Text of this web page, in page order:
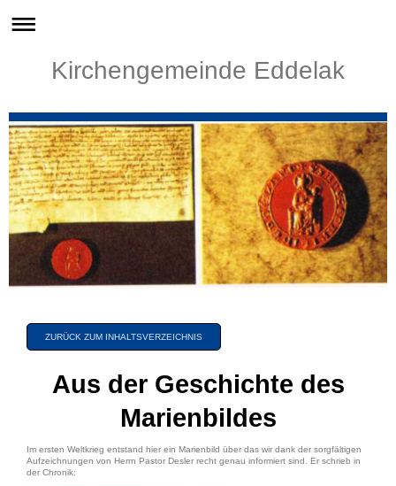
Kirchengemeinde Eddelak
ZURÜCK ZUM INHALTSVERZEICHNIS
Aus der Geschichte des
Marienbildes
Im ersten Weltkrieg entstand hier ein Marienbild über das wir dank der sorgfältigen
Aufzeichnungen von Herrn Pastor Desler recht genau informiert sind. Er schrieb in
der Chronik: